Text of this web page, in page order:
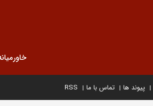
پیوند ها تماس با ما RSS